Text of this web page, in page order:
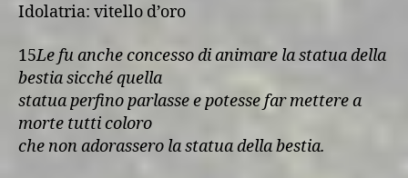
Idolatria: vitello d’oro
15Le fu anche concesso di animare la statua della
bestia sicché quella
statua perfino parlasse e potesse far mettere a
morte tutti coloro
che non adorassero la statua della bestia.